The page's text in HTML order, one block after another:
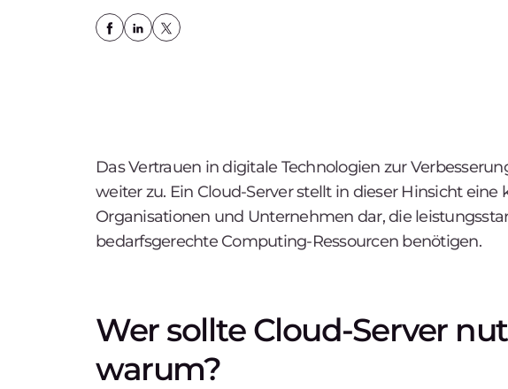
Das Vertrauen in digitale Technologien zur
weiter zu. Ein Cloud-Server stellt in dieser Hinsicht
Organisationen und Unternehmen dar, die
bedarfsgerechte Computing-Ressourcen benötigen.
Wer sollte Cloud-Server
warum?